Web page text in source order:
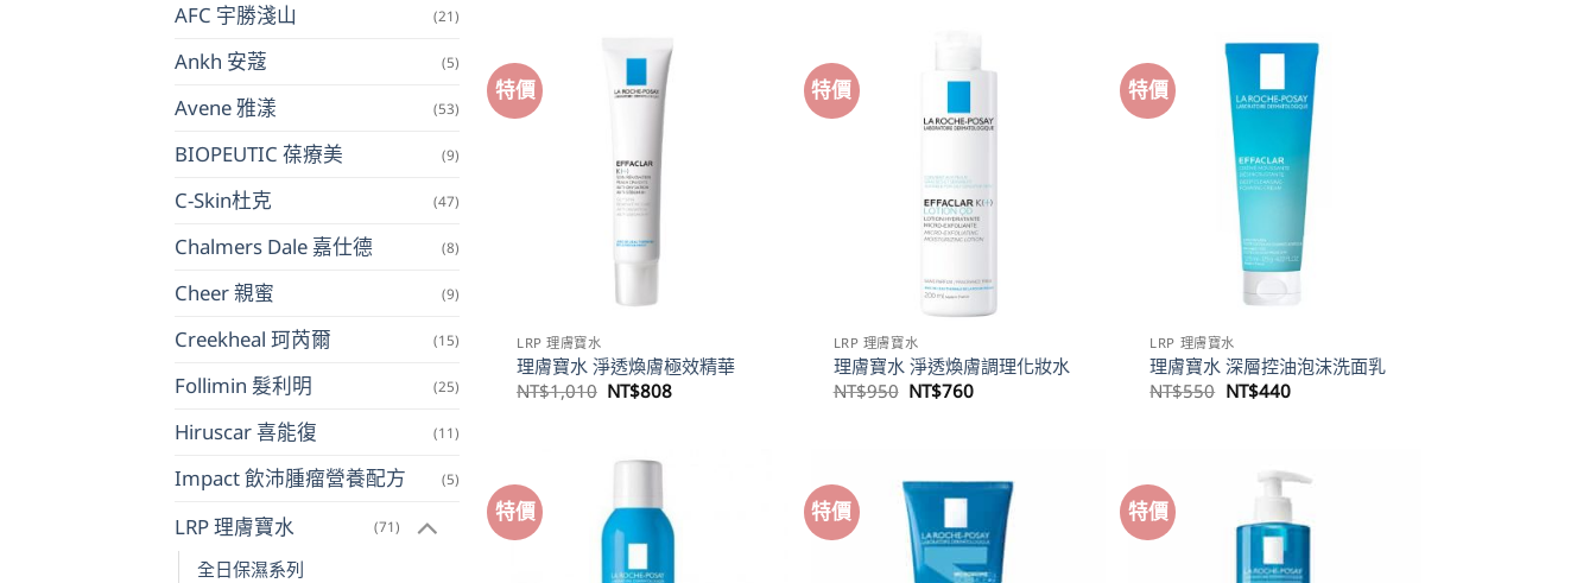
AFC 宇勝淺山 (21)
Ankh 安蔻 (5)
Avene 雅漾 (53)
BIOPEUTIC 葆療美 (9)
C-Skin杜克 (47)
Chalmers Dale 嘉仕德 (8)
Cheer 親蜜 (9)
Creekheal 珂芮爾 (15)
Follimin 髮利明 (25)
Hiruscar 喜能復 (11)
Impact 飲沛腫瘤營養配方 (5)
LRP 理膚寶水 (71)
全日保濕系列
NT$980。NT$784。
特價
LRP 理膚寶水
理膚寶水 淨透煥膚極效精華
NT$1,010 原
NT$1,010。
NT$808目
特價
LRP 理膚寶水
理膚寶水 淨透煥膚調理化妝水
NT$950 原
NT$760目
特價
LRP 理膚寶水
理膚寶水 深層控油泡沫洗面乳
NT$550 原
NT$440目
特價 特價 特價